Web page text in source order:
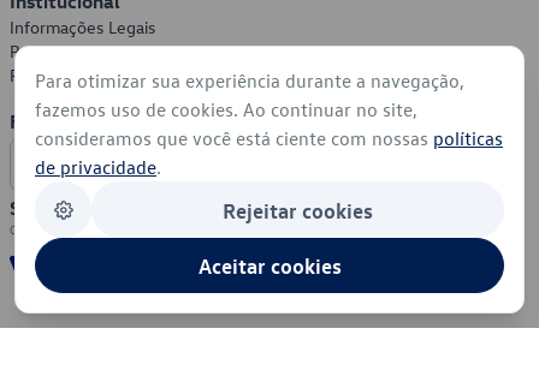
Informações Legais
Política de Privacidade
Política de Cookies
Formas de Pagamento
Segurança
Para otimizar sua experiência durante a navegação,
fazemos uso de cookies. Ao continuar no site,
consideramos que você está ciente com nossas políticas
de privacidade.
Rejeitar cookies
Aceitar cookies